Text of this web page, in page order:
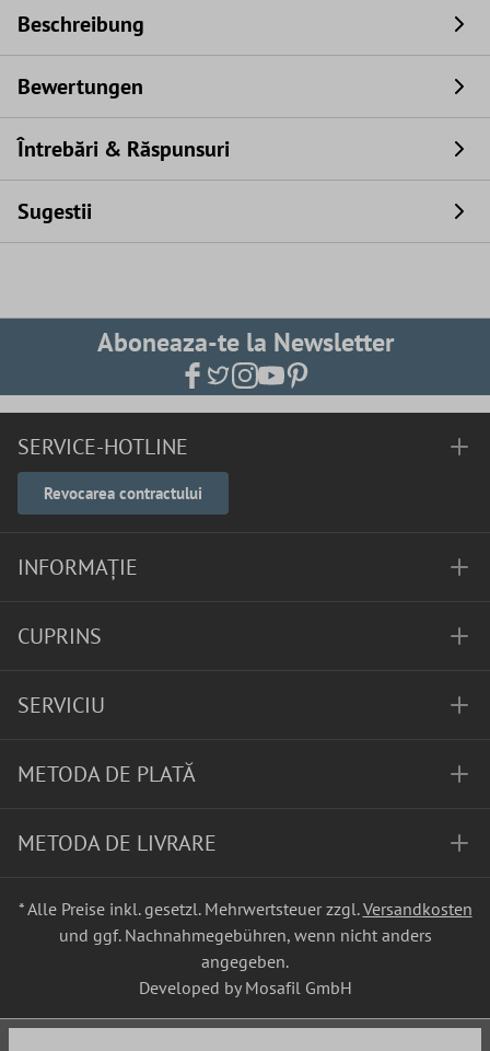
Beschreibung
Bewertungen
Întrebări & Răspunsuri
Sugestii
Aboneaza-te la Newsletter
SERVICE-HOTLINE
Revocarea contractului
INFORMAȚIE
CUPRINS
SERVICIU
METODA DE PLATĂ
METODA DE LIVRARE
* Alle Preise inkl. gesetzl. Mehrwertsteuer zzgl.Versandkosten
und ggf. Nachnahmegebühren, wenn nicht anders
angegeben.
Developed by Mosafil GmbH